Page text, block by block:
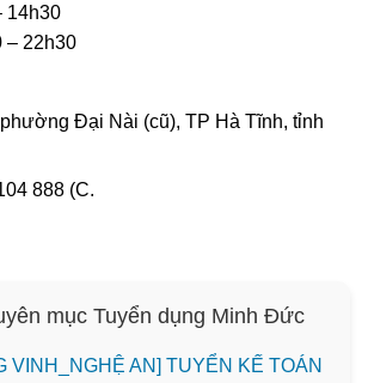
14h30
– 22h30
Đại Nài (cũ), TP Hà Tĩnh, tỉnh
888 (C.
mục Tuyển dụng Minh Đức
VINH_NGHỆ AN] TUYỂN KẾ TOÁN